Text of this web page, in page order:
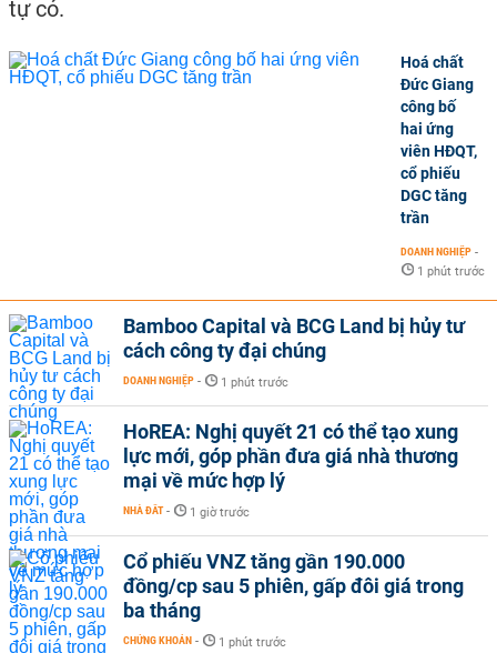
tự có.
Hoá chất
Đức Giang
công bố
hai ứng
viên HĐQT,
cổ phiếu
DGC tăng
trần
DOANH NGHIỆP -
1 phút trước
Bamboo Capital và BCG Land bị hủy tư
cách công ty đại chúng
DOANH NGHIỆP - 1 phút trước
HoREA: Nghị quyết 21 có thể tạo xung
lực mới, góp phần đưa giá nhà thương
mại về mức hợp lý
NHÀ ĐẤT - 1 giờ trước
Cổ phiếu VNZ tăng gần 190.000
đồng/cp sau 5 phiên, gấp đôi giá trong
ba tháng
CHỨNG KHOÁN - 1 phút trước